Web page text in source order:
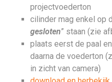
projectvoederton
cilinder mag enkel op
gesloten” staan (zie
plaats eerst de paal
daarna de voederton
in zicht van camera)